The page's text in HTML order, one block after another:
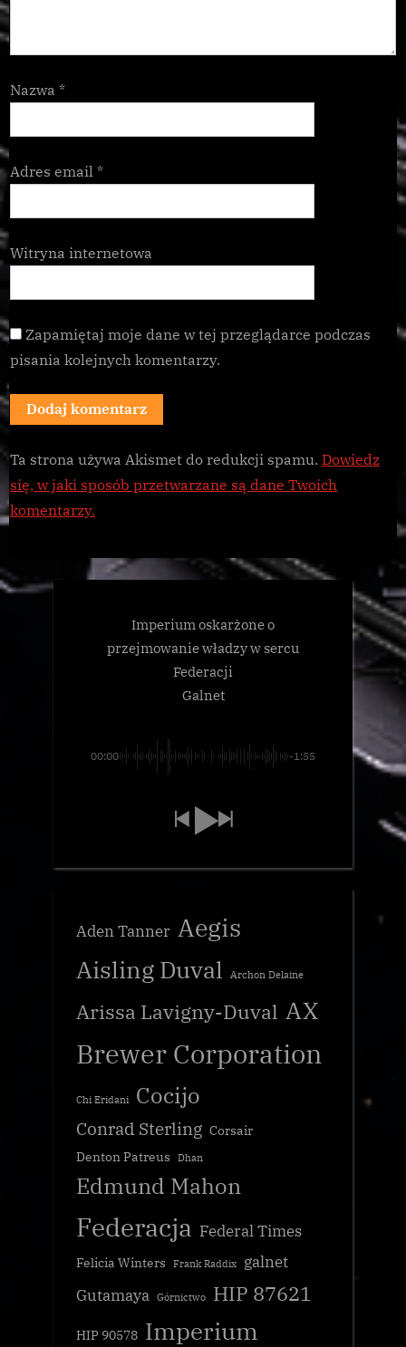
Nazwa *
Adres email *
Witryna internetowa
Zapamiętaj moje dane w tej przeglądarce podczas
pisania kolejnych komentarzy.
Ta strona używa Akismet do redukcji spamu. Dowiedz
się, w jaki sposób przetwarzane są dane Twoich
komentarzy.
Imperium oskarżone o
przejmowanie władzy w sercu
Federacji
Galnet
00:00 -1:55
Aden Tanner Aegis
Aisling Duval Archon Delaine
Arissa Lavigny-Duval AX
Brewer Corporation
Chi Eridani Cocijo
Conrad Sterling Corsair
Denton Patreus
Dhan
Edmund Mahon
Federacja Federal Times
Felicia Winters Frank Raddix
galnet
Gutamaya Górnictwo HIP 87621
HIP 90578 Imperium